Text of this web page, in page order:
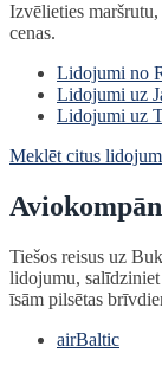
Izvēlieties
cenas.
Lidojumi no
Lidojumi uz
Lidojumi uz
Meklēt citus
Tiešos reisus uz
lidojumu,
īsām pilsētas
airBaltic